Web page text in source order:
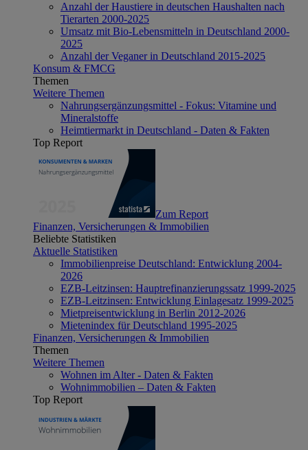
Anzahl der Haustiere in deutschen Haushalten nach
Tierarten 2000-2025
Umsatz mit Bio-Lebensmitteln in Deutschland 2000-
2025
Anzahl der Veganer in Deutschland 2015-2025
Konsum & FMCG
Themen
Weitere Themen
Nahrungsergänzungsmittel - Fokus: Vitamine und
Mineralstoffe
Heimtiermarkt in Deutschland - Daten & Fakten
Top Report
Zum Report
Finanzen, Versicherungen & Immobilien
Beliebte Statistiken
Aktuelle Statistiken
Immobilienpreise Deutschland: Entwicklung 2004-
2026
EZB-Leitzinsen: Hauptrefinanzierungssatz 1999-2025
EZB-Leitzinsen: Entwicklung Einlagesatz 1999-2025
Mietpreisentwicklung in Berlin 2012-2026
Mietenindex für Deutschland 1995-2025
Finanzen, Versicherungen & Immobilien
Themen
Weitere Themen
Wohnen im Alter - Daten & Fakten
Wohnimmobilien – Daten & Fakten
Top Report